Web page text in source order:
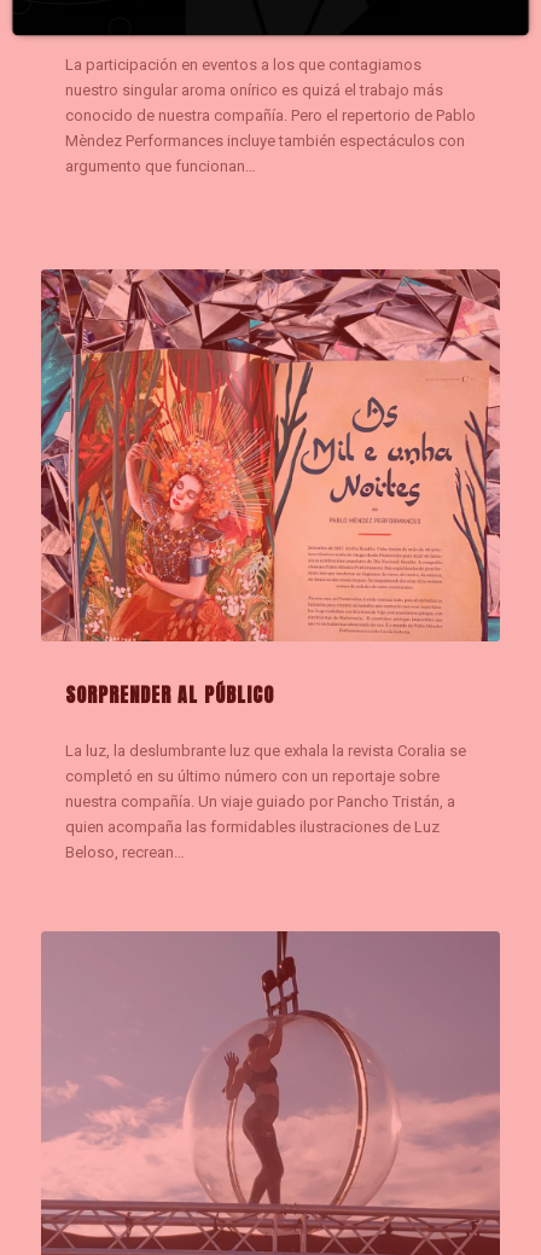
La participación en eventos a los que contagiamos
nuestro singular aroma onírico es quizá el trabajo más
conocido de nuestra compañía. Pero el repertorio de Pablo
Mèndez Performances incluye también espectáculos con
argumento que funcionan…
SORPRENDER AL PÚBLICO
La luz, la deslumbrante luz que exhala la revista Coralia se
completó en su último número con un reportaje sobre
nuestra compañía. Un viaje guiado por Pancho Tristán, a
quien acompaña las formidables ilustraciones de Luz
Beloso, recrean…